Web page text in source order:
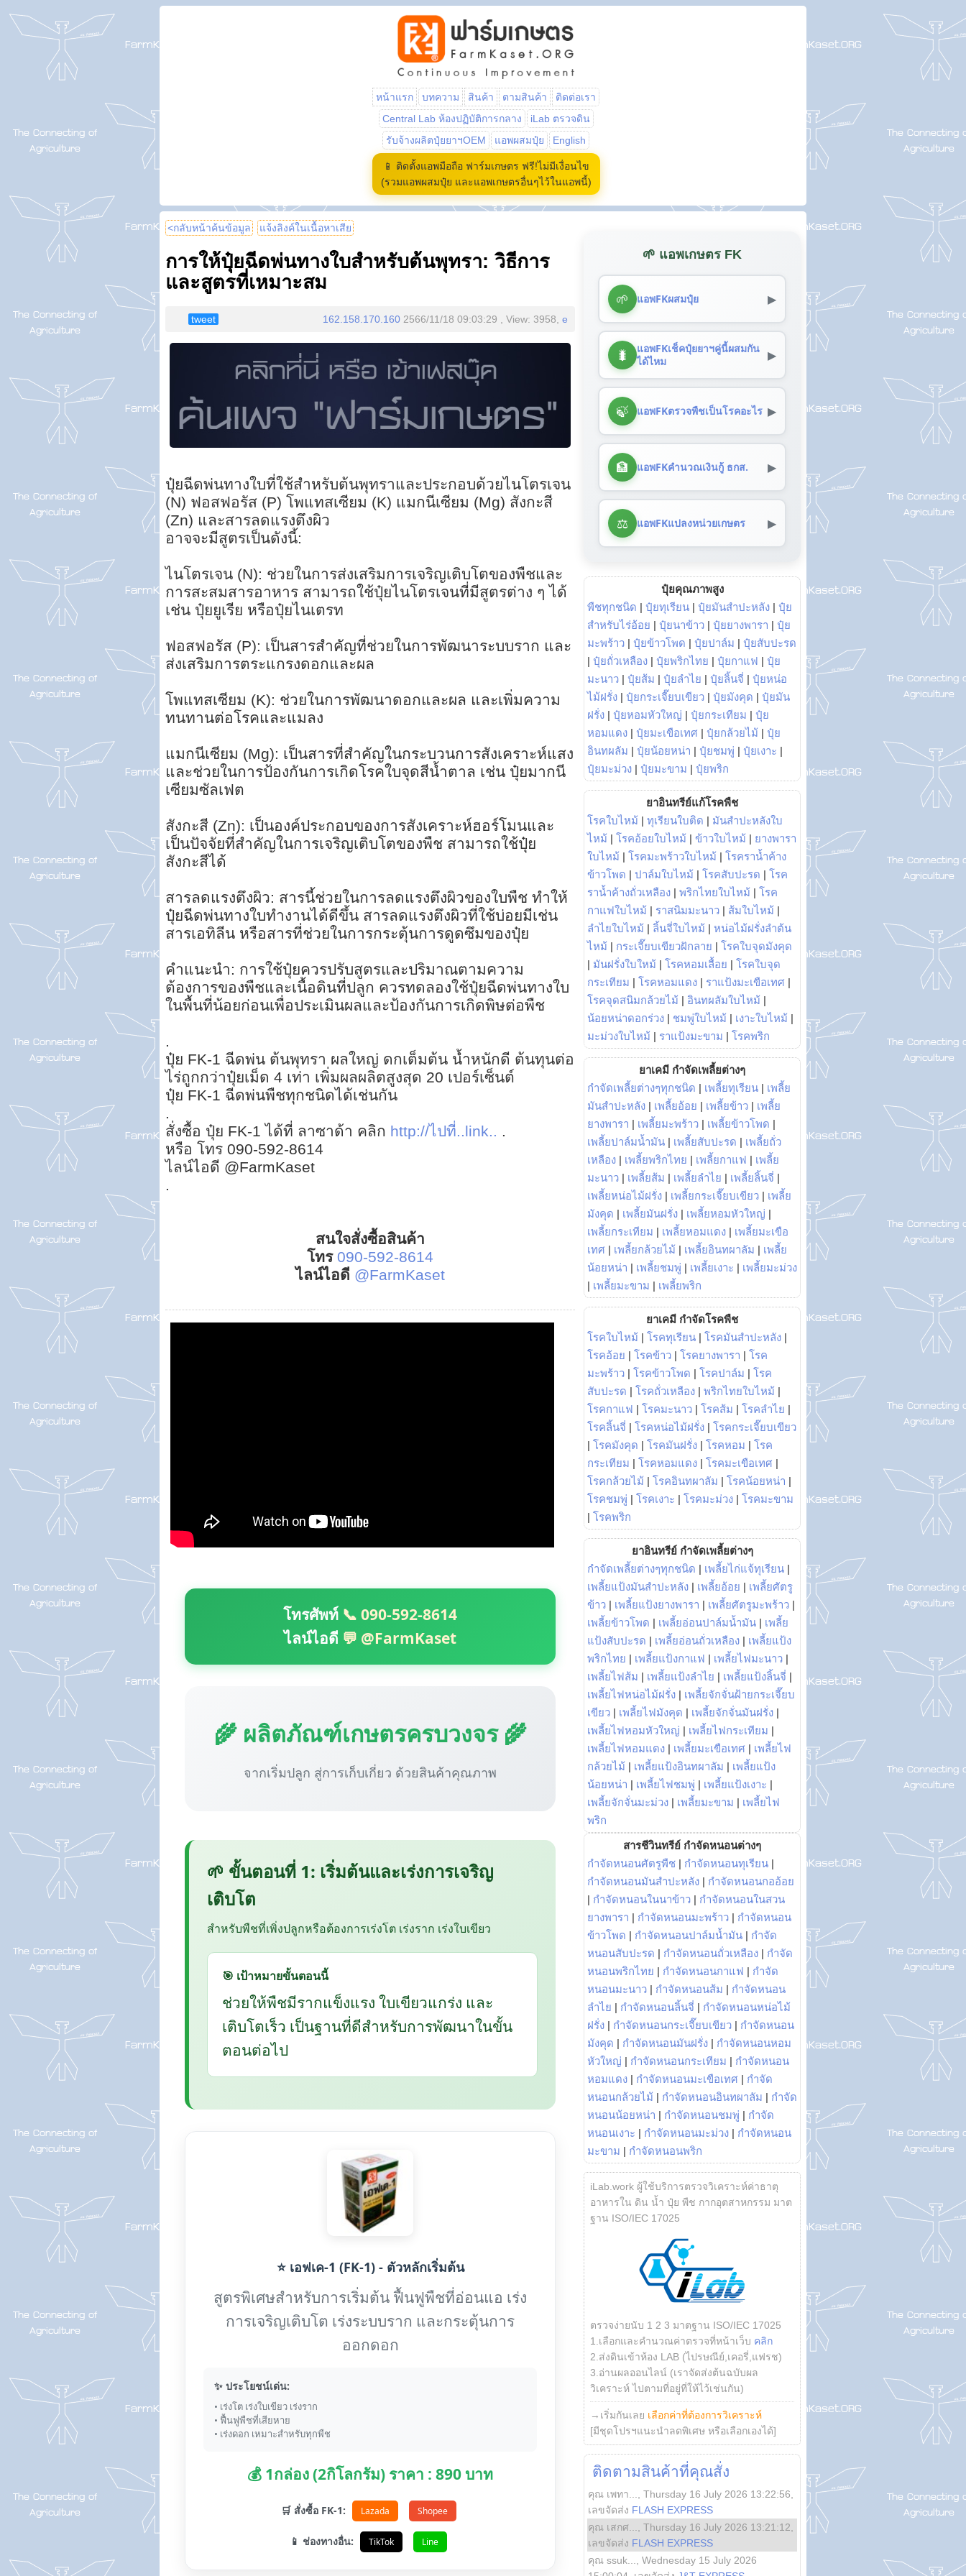
หน้าแรก บทความ สินค้า ตามสินค้า
ติดต่อเรา
Central Lab ห้องปฏิบัติการกลาง
iLab ตรวจดิน
รับจ้างผลิตปุ๋ยยาฯOEM
แอพผสมปุ๋ย English
📱 ติดตั้งแอพมือถือ ฟาร์มเกษตร ฟรี!ไม่มีเงื่อนไข
(รวมแอพผสมปุ๋ย และแอพเกษตรอื่นๆไว้ในแอพนี้)
<กลับหน้าค้นข้อมูล แจ้งลิงค์ในเนื้อหาเสีย
การให้ปุ๋ยฉีดพ่นทางใบสำหรับต้นพุทรา: วิธีการ
และสูตรที่เหมาะสม
tweet 162.158.170.160 2566/11/18 09:03:29 , View: 3958, e
ปุ๋ยฉีดพ่นทางใบที่ใช้สำหรับต้นพุทราและประกอบด้วยไนโตรเจน
(N) ฟอสฟอรัส (P) โพแทสเซียม (K) แมกนีเซียม (Mg) สังกะสี
(Zn) และสารลดแรงตึงผิว
อาจจะมีสูตรเป็นดังนี้:
ไนโตรเจน (N): ช่วยในการส่งเสริมการเจริญเติบโตของพืชและ
การสะสมสารอาหาร สามารถใช้ปุ๋ยไนโตรเจนที่มีสูตรต่าง ๆ ได้
เช่น ปุ๋ยยูเรีย หรือปุ๋ยไนเตรท
ฟอสฟอรัส (P): เป็นสารสำคัญที่ช่วยในการพัฒนาระบบราก และ
ส่งเสริมการตระแกรงดอกและผล
โพแทสเซียม (K): ช่วยในการพัฒนาดอกและผล และเพิ่มความ
ทนทานต่อโรคและแมลง
แมกนีเซียม (Mg): เป็นสารที่สำคัญในกระบวนการสังเคราะห์แสง
และช่วยในการป้องกันการเกิดโรคใบจุดสีน้ำตาล เช่น ปุ๋ยมากนี
เซียมซัลเฟต
สังกะสี (Zn): เป็นองค์ประกอบของการสังเคราะห์ฮอร์โมนและ
เป็นปัจจัยที่สำคัญในการเจริญเติบโตของพืช สามารถใช้ปุ๋ย
สังกะสีได้
สารลดแรงตึงผิว: สารนี้ช่วยในการลดแรงตึงผิวของใบพืช ทำให้
ปุ๋ยฉีดพ่นทางใบทำงานได้ดีขึ้น สารลดแรงตึงผิวที่ใช้บ่อยมีเช่น
สารเอทิลีน หรือสารที่ช่วยในการกระตุ้นการดูดซึมของปุ๋ย
คำแนะนำ: การใช้ปุ๋ยควรปรับสูตรและปริมาณตามความ
ต้องการของพืชและเนื้อดินที่ปลูก ควรทดลองใช้ปุ๋ยฉีดพ่นทางใบ
ในพื้นที่น้อยก่อนเพื่อประเมินผลและป้องกันการเกิดพิษต่อพืช
.
ปุ๋ย FK-1 ฉีดพ่น ต้นพุทรา ผลใหญ่ ดกเต็มต้น น้ำหนักดี ต้นทุนต่อ
ไร่ถูกกว่าปุ๋ยเม็ด 4 เท่า เพิ่มผลผลิตสูงสุด 20 เปอร์เซ็นต์
ปุ๋ย FK-1 ฉีดพ่นพืชทุกชนิดได้เช่นกัน
.
สั่งซื้อ ปุ๋ย FK-1 ได้ที่ ลาซาด้า คลิก http://ไปที่..link.. .
หรือ โทร 090-592-8614
ไลน์ไอดี @FarmKaset
.
สนใจสั่งซื้อสินค้า
โทร 090-592-8614
ไลน์ไอดี @FarmKaset
โทรศัพท์ 📞 090-592-8614
ไลน์ไอดี 💬 @FarmKaset
🌾 ผลิตภัณฑ์เกษตรครบวงจร 🌾
จากเริ่มปลูก สู่การเก็บเกี่ยว ด้วยสินค้าคุณภาพ
🌱 ขั้นตอนที่ 1: เริ่มต้นและเร่งการเจริญ
เติบโต
สำหรับพืชที่เพิ่งปลูกหรือต้องการเร่งโต เร่งราก เร่งใบเขียว
🎯 เป้าหมายขั้นตอนนี้
ช่วยให้พืชมีรากแข็งแรง ใบเขียวแกร่ง และ
เติบโตเร็ว เป็นฐานที่ดีสำหรับการพัฒนาในขั้น
ตอนต่อไป
⭐ เอฟเค-1 (FK-1) - ตัวหลักเริ่มต้น
สูตรพิเศษสำหรับการเริ่มต้น ฟื้นฟูพืชที่อ่อนแอ เร่ง
การเจริญเติบโต เร่งระบบราก และกระตุ้นการ
ออกดอก
✨ ประโยชน์เด่น:
• เร่งโต เร่งใบเขียว เร่งราก
• ฟื้นฟูพืชที่เสียหาย
• เร่งดอก เหมาะสำหรับทุกพืช
💰 1กล่อง (2กิโลกรัม) ราคา : 890 บาท
🛒 สั่งซื้อ FK-1: Lazada Shopee
📱 ช่องทางอื่น: TikTok Line
🌱 แอพเกษตร FK
🌱 แอพFKผสมปุ๋ย ▶
🐛
แอพFKเช็คปุ๋ยยาฯคู่นี้ผสมกัน
ได้ไหม
▶
🍃 แอพFKตรวจพืชเป็นโรคอะไร ▶
🏦 แอพFKคำนวณเงินกู้ ธกส. ▶
⚖️ แอพFKแปลงหน่วยเกษตร ▶
ปุ๋ยคุณภาพสูง
พืชทุกชนิด | ปุ๋ยทุเรียน | ปุ๋ยมันสำปะหลัง | ปุ๋ย
สำหรับไร่อ้อย | ปุ๋ยนาข้าว | ปุ๋ยยางพารา | ปุ๋ย
มะพร้าว | ปุ๋ยข้าวโพด | ปุ๋ยปาล์ม | ปุ๋ยสับปะรด
| ปุ๋ยถั่วเหลือง | ปุ๋ยพริกไทย | ปุ๋ยกาแฟ | ปุ๋ย
มะนาว | ปุ๋ยส้ม | ปุ๋ยลำไย | ปุ๋ยลิ้นจี่ | ปุ๋ยหน่อ
ไม้ฝรั่ง | ปุ๋ยกระเจี๊ยบเขียว | ปุ๋ยมังคุด | ปุ๋ยมัน
ฝรั่ง | ปุ๋ยหอมหัวใหญ่ | ปุ๋ยกระเทียม | ปุ๋ย
หอมแดง | ปุ๋ยมะเขือเทศ | ปุ๋ยกล้วยไม้ | ปุ๋ย
อินทผลัม | ปุ๋ยน้อยหน่า | ปุ๋ยชมพู่ | ปุ๋ยเงาะ |
ปุ๋ยมะม่วง | ปุ๋ยมะขาม | ปุ๋ยพริก
ยาอินทรีย์แก้โรคพืช
โรคใบไหม้ | ทุเรียนใบติด | มันสำปะหลังใบ
ไหม้ | โรคอ้อยใบไหม้ | ข้าวใบไหม้ | ยางพารา
ใบไหม้ | โรคมะพร้าวใบไหม้ | โรคราน้ำค้าง
ข้าวโพด | ปาล์มใบไหม้ | โรคสับปะรด | โรค
ราน้ำค้างถั่วเหลือง | พริกไทยใบไหม้ | โรค
กาแฟใบไหม้ | ราสนิมมะนาว | ส้มใบไหม้ |
ลำไยใบไหม้ | ลิ้นจี่ใบไหม้ | หน่อไม้ฝรั่งลำต้น
ไหม้ | กระเจี๊ยบเขียวฝักลาย | โรคใบจุดมังคุด
| มันฝรั่งใบใหม้ | โรคหอมเลื้อย | โรคใบจุด
กระเทียม | โรคหอมแดง | ราแป้งมะเขือเทศ |
โรคจุดสนิมกล้วยไม้ | อินทผลัมใบไหม้ |
น้อยหน่าดอกร่วง | ชมพู่ใบไหม้ | เงาะใบไหม้ |
มะม่วงใบไหม้ | ราแป้งมะขาม | โรคพริก
ยาเคมี กำจัดเพลี้ยต่างๆ
กำจัดเพลี้ยต่างๆทุกชนิด | เพลี้ยทุเรียน | เพลี้ย
มันสำปะหลัง | เพลี้ยอ้อย | เพลี้ยข้าว | เพลี้ย
ยางพารา | เพลี้ยมะพร้าว | เพลี้ยข้าวโพด |
เพลี้ยปาล์มน้ำมัน | เพลี้ยสับปะรด | เพลี้ยถั่ว
เหลือง | เพลี้ยพริกไทย | เพลี้ยกาแฟ | เพลี้ย
มะนาว | เพลี้ยส้ม | เพลี้ยลำไย | เพลี้ยลิ้นจี่ |
เพลี้ยหน่อไม้ฝรั่ง | เพลี้ยกระเจี๊ยบเขียว | เพลี้ย
มังคุด | เพลี้ยมันฝรั่ง | เพลี้ยหอมหัวใหญ่ |
เพลี้ยกระเทียม | เพลี้ยหอมแดง | เพลี้ยมะเขือ
เทศ | เพลี้ยกล้วยไม้ | เพลี้ยอินทผาลัม | เพลี้ย
น้อยหน่า | เพลี้ยชมพู่ | เพลี้ยเงาะ | เพลี้ยมะม่วง
| เพลี้ยมะขาม | เพลี้ยพริก
ยาเคมี กำจัดโรคพืช
โรคใบไหม้ | โรคทุเรียน | โรคมันสำปะหลัง |
โรคอ้อย | โรคข้าว | โรคยางพารา | โรค
มะพร้าว | โรคข้าวโพด | โรคปาล์ม | โรค
สับปะรด | โรคถั่วเหลือง | พริกไทยใบไหม้ |
โรคกาแฟ | โรคมะนาว | โรคส้ม | โรคลำไย |
โรคลิ้นจี่ | โรคหน่อไม้ฝรั่ง | โรคกระเจี๊ยบเขียว
| โรคมังคุด | โรคมันฝรั่ง | โรคหอม | โรค
กระเทียม | โรคหอมแดง | โรคมะเขือเทศ |
โรคกล้วยไม้ | โรคอินทผาลัม | โรคน้อยหน่า |
โรคชมพู่ | โรคเงาะ | โรคมะม่วง | โรคมะขาม
| โรคพริก
ยาอินทรีย์ กำจัดเพลี้ยต่างๆ
กำจัดเพลี้ยต่างๆทุกชนิด | เพลี้ยไก่แจ้ทุเรียน |
เพลี้ยแป้งมันสำปะหลัง | เพลี้ยอ้อย | เพลี้ยศัตรู
ข้าว | เพลี้ยแป้งยางพารา | เพลี้ยศัตรูมะพร้าว |
เพลี้ยข้าวโพด | เพลี้ยอ่อนปาล์มน้ำมัน | เพลี้ย
แป้งสับปะรด | เพลี้ยอ่อนถั่วเหลือง | เพลี้ยแป้ง
พริกไทย | เพลี้ยแป้งกาแฟ | เพลี้ยไฟมะนาว |
เพลี้ยไฟส้ม | เพลี้ยแป้งลำไย | เพลี้ยแป้งลิ้นจี่ |
เพลี้ยไฟหน่อไม้ฝรั่ง | เพลี้ยจักจั่นฝ้ายกระเจี๊ยบ
เขียว | เพลี้ยไฟมังคุด | เพลี้ยจักจั่นมันฝรั่ง |
เพลี้ยไฟหอมหัวใหญ่ | เพลี้ยไฟกระเทียม |
เพลี้ยไฟหอมแดง | เพลี้ยมะเขือเทศ | เพลี้ยไฟ
กล้วยไม้ | เพลี้ยแป้งอินทผาลัม | เพลี้ยแป้ง
น้อยหน่า | เพลี้ยไฟชมพู่ | เพลี้ยแป้งเงาะ |
เพลี้ยจักจั่นมะม่วง | เพลี้ยมะขาม | เพลี้ยไฟ
พริก
สารชีวินทรีย์ กำจัดหนอนต่างๆ
กำจัดหนอนศัตรูพืช | กำจัดหนอนทุเรียน |
กำจัดหนอนมันสำปะหลัง | กำจัดหนอนกออ้อย
| กำจัดหนอนในนาข้าว | กำจัดหนอนในสวน
ยางพารา | กำจัดหนอนมะพร้าว | กำจัดหนอน
ข้าวโพด | กำจัดหนอนปาล์มน้ำมัน | กำจัด
หนอนสับปะรด | กำจัดหนอนถั่วเหลือง | กำจัด
หนอนพริกไทย | กำจัดหนอนกาแฟ | กำจัด
หนอนมะนาว | กำจัดหนอนส้ม | กำจัดหนอน
ลำไย | กำจัดหนอนลิ้นจี่ | กำจัดหนอนหน่อไม้
ฝรั่ง | กำจัดหนอนกระเจี๊ยบเขียว | กำจัดหนอน
มังคุด | กำจัดหนอนมันฝรั่ง | กำจัดหนอนหอม
หัวใหญ่ | กำจัดหนอนกระเทียม | กำจัดหนอน
หอมแดง | กำจัดหนอนมะเขือเทศ | กำจัด
หนอนกล้วยไม้ | กำจัดหนอนอินทผาลัม | กำจัด
หนอนน้อยหน่า | กำจัดหนอนชมพู่ | กำจัด
หนอนเงาะ | กำจัดหนอนมะม่วง | กำจัดหนอน
มะขาม | กำจัดหนอนพริก
iLab.work ผู้ใช้บริการตรวจวิเคราะห์ค่าธาตุ
อาหารใน ดิน น้ำ ปุ๋ย พืช กากอุตสาหกรรม มาต
ฐาน ISO/IEC 17025
ตรวจง่ายนับ 1 2 3 มาตฐาน ISO/IEC 17025
1.เลือกและคำนวณค่าตรวจที่หน้าเว็บ คลิก
2.ส่งดินเข้าห้อง LAB (ไปรษณีย์,เคอรี่,แฟรช)
3.อ่านผลออนไลน์ (เราจัดส่งต้นฉบับผล
วิเคราะห์ ไปตามที่อยู่ที่ให้ไว้เช่นกัน)
→เริ่มกันเลย เลือกค่าที่ต้องการวิเคราะห์
[มีชุดโปรฯแนะนำลดพิเศษ หรือเลือกเองได้]
ติดตามสินค้าที่คุณสั่ง
คุณ เพทา... Thursday 16 July 2026 13:22:56
เลขจัดส่ง FLASH EXPRESS
คุณ เสกศ...
Thursday 16 July 2026 13:21:12
เลขจัดส่ง FLASH EXPRESS
คุณ ssuk...
Wednesday 15 July 2026